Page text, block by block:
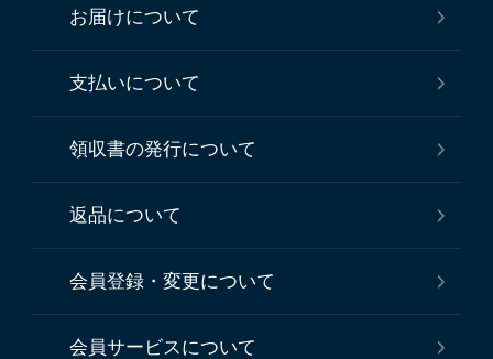
お届けについて
支払いについて
領収書の発行について
返品について
会員登録・変更について
会員サービスについて